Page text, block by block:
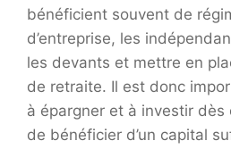
bénéficient souvent de
d’entreprise, les
les devants et mettre en
de retraite. Il est donc
à épargner et à investir dès
de bénéficier d’un capital